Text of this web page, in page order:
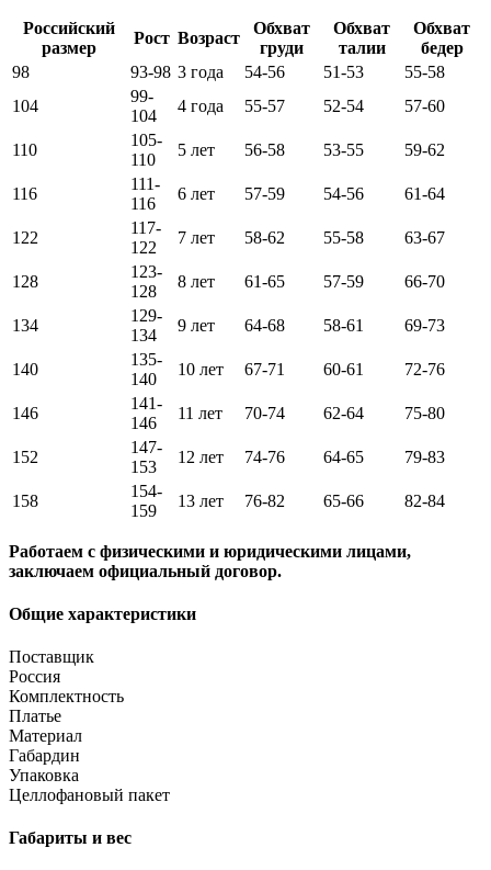
Российский
размер
Рост Возраст
Обхват
груди
Обхват
талии
Обхват
бедер
98
93-98 3 года 54-56 51-53
55-58
104
99-
104
4 года 55-57 52-54 57-60
110
105-
110
5 лет 56-58 53-55 59-62
116
111-
116
6 лет 57-59 54-56 61-64
122
117-
122
7 лет 58-62 55-58 63-67
128
123-
128
8 лет 61-65 57-59 66-70
134
129-
134
9 лет 64-68 58-61 69-73
140
135-
140
10 лет 67-71 60-61 72-76
146
141-
146
11 лет 70-74 62-64 75-80
152
147-
153
12 лет 74-76 64-65 79-83
158
154-
159
13 лет 76-82 65-66 82-84
Работаем с физическими и юридическими лицами,
заключаем официальный договор.
Общие характеристики
Поставщик
Россия
Комплектность
Платье
Материал
Габардин
Упаковка
Целлофановый пакет
Габариты и вес